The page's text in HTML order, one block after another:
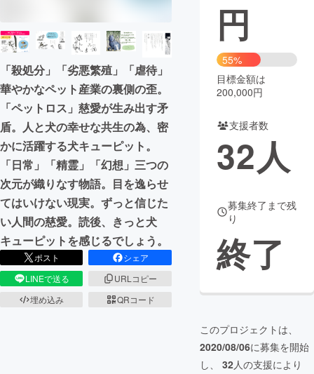
まちづくり・地域活性化
CAMPFIRE for Social Good
CAMPFIRE Creation
CAMPFIREふるさと納税machi-ya コミュニティ
「殺処分」「劣悪繁殖」「虐待」
華やかなペット産業の裏側の歪。
「ペットロス」慈愛が生み出す矛
盾。人と犬の幸せな共生の為、密
かに活躍する犬キューピット。
「日常」「精霊」「幻想」三つの
次元が織りなす物語。目を逸らせ
てはいけない現実。ずっと信じた
い人間の慈愛。読後、きっと犬
キューピットを感じるでしょう。
ポスト
シェア
LINEで送る
URLコピー
埋め込み
QRコード
円
55%
目標金額は
200,000円
支援者数
32人
募集終了まで残
り
終了
このプロジェクトは、
2020/08/06に募集を開始
し、 32人の支援により